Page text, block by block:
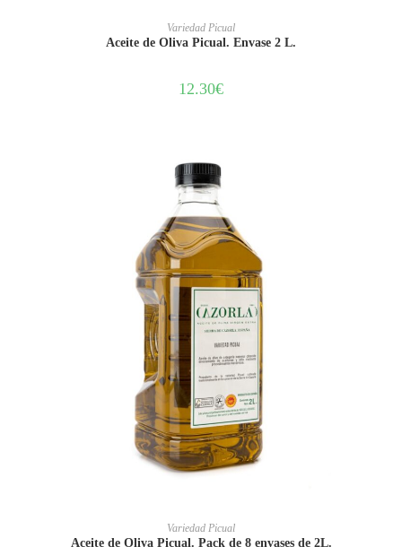
AÑADIR AL CARRITO
Variedad Picual
Aceite de Oliva Picual. Envase 2 L.
12.30€
AÑADIR AL CARRITO
Variedad Picual
Aceite de Oliva Picual. Pack de 8 envases de 2L.